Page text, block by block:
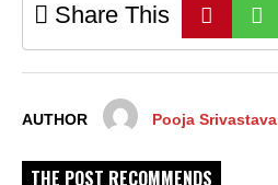
Share This
AUTHOR Pooja Srivastava
THE POST RECOMMENDS